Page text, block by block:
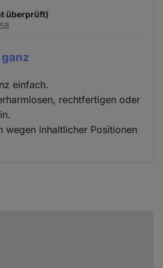
überprüft)
einfach.
rechtfertigen oder
wegen inhaltlicher Positionen